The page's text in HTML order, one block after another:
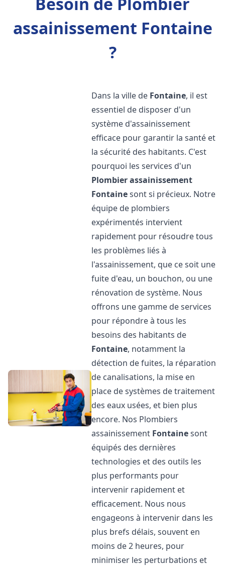
assainissement Fontaine
?
Dans la ville de Fontaine, il est
essentiel de disposer d'un
système d'assainissement
efficace pour garantir la santé et
la sécurité des habitants. C'est
pourquoi les services d'un
Plombier assainissement
Fontainesont si précieux. Notre
équipe de plombiers
expérimentés intervient
rapidement pour résoudre tous
les problèmes liés à
l'assainissement, que ce soit une
fuite d'eau, un bouchon, ou une
rénovation de système. Nous
offrons une gamme de services
pour répondre à tous les
besoins des habitants de
Fontaine, notamment la
détection de fuites, la réparation
de canalisations, la mise en
place de systèmes de traitement
des eaux usées, et bien plus
encore. Nos Plombiers
assainissement Fontainesont
équipés des dernières
technologies et des outils les
plus performants pour
intervenir rapidement et
efficacement. Nous nous
engageons à intervenir dans les
plus brefs délais, souvent en
moins de 2 heures, pour
minimiser les perturbations et